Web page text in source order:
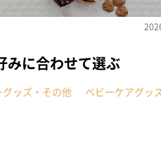
みに合わせて選ぶ
グッズ・その他
ベビーケアグッ